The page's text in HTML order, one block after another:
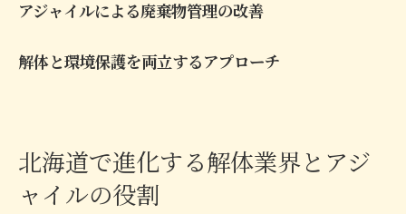
アジャイルによる廃棄物管理の改善
解体と環境保護を両立するアプローチ
北海道で進化する解体業界とアジ
ャイルの役割